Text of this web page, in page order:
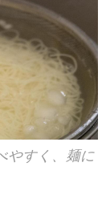
やすく、麺に